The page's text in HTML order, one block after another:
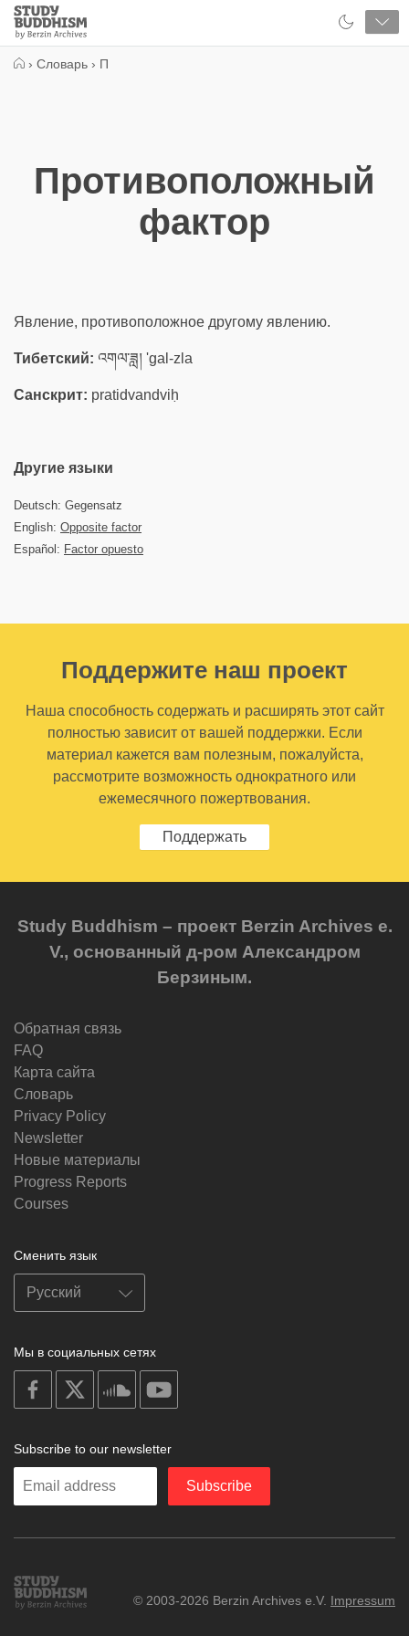
Close
Study
Buddhism
› Словарь › П
Противоположный
фактор
Явление, противоположное другому явлению.
Тибетский: འགལ་ཟླ། 'gal-zla
Санскрит: pratidvandviḥ
Другие языки
Deutsch: Gegensatz
English: Opposite factor
Español: Factor opuesto
Поддержите наш проект
Наша способность содержать и расширять этот сайт
полностью зависит от вашей поддержки. Если
материал кажется вам полезным, пожалуйста,
рассмотрите возможность однократного или
ежемесячного пожертвования.
Поддержать
Study Buddhism – проект Berzin Archives e.
V., основанный д-ром Александром
Берзиным.
Обратная связь
FAQ
Карта сайта
Словарь
Privacy Policy
Newsletter
Новые материалы
Progress Reports
Courses
Сменить язык
Мы в социальных сетях
on
facebook
soundcloud
Subscribe to our newsletter
Enter
Subscribe
Study
Buddhism
© 2003-2026 Berzin Archives e.V. Impressum